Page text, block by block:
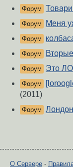
Форум
Форум Меня
Форум
Форум
Форум Это
Форум
(2011)
Форум
О Сервере -